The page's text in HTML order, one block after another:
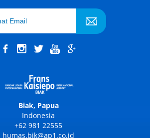
Biak, Papua
Indonesia
+62 981 22555
humas.bik@ap1.co.id